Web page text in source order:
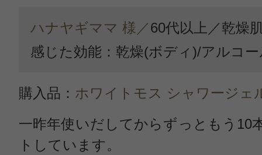
ハナヤギママ 様／60代以上／乾燥
感じた効能：乾燥(ボディ)/アルコ
購入品： ホワイトモス シャワージェ
一昨年使いだしてからずっともう10
トしています。